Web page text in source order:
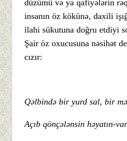
düzümü və ya qafiyələrin
insanın öz kökünə, daxili
ilahi sükutuna doğru etdiyi
Şair öz oxucusuna nəsihət
cızır:
Qəlbində bir yurd sal, bir
Açıb qönçələnsin həyatın-